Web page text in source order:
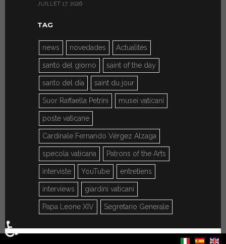
JUILLET 17, 2026
TAG
news novedades Actualités
santo del giorno saint of the day
santo del día saint du jour
Suor Raffaella Petrini musei vaticani
poste vaticane
Cardinale Fernando Vérgez Alzaga
specola vaticana Patrons of the Arts
interviste YouTube entretiens
interviews giardini vaticani
Papa Leone XIV Segretario Generale
Sélectionnez votre langue